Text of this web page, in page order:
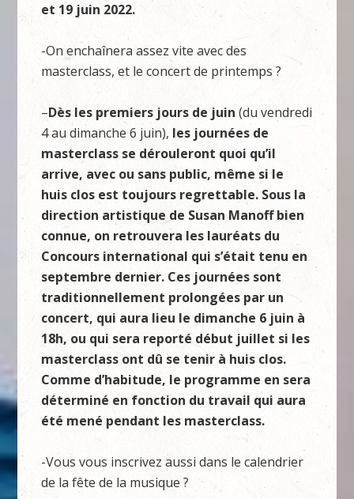
et 19 juin 2022.
-On enchaînera assez vite avec des
masterclass, et le concert de printemps ?
–Dès les premiers jours de juin (du vendredi
4 au dimanche 6 juin), les journées de
masterclass se dérouleront quoi qu’il
arrive, avec ou sans public, même si le
huis clos est toujours regrettable. Sous la
direction artistique de Susan Manoff bien
connue, on retrouvera les lauréats du
Concours international qui s’était tenu en
septembre dernier. Ces journées sont
traditionnellement prolongées par un
concert, qui aura lieu le dimanche 6 juin à
18h, ou qui sera reporté début juillet si les
masterclass ont dû se tenir à huis clos.
Comme d’habitude, le programme en sera
déterminé en fonction du travail qui aura
été mené pendant les masterclass.
-Vous vous inscrivez aussi dans le calendrier
de la fête de la musique ?